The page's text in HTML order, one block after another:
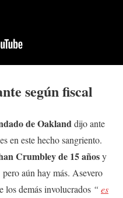
según fiscal
de Oaklanddijo ante
en este hecho sangriento.
Crumbley de 15 añosy
pero aún hay más. Asevero
los demás involucrados “ es